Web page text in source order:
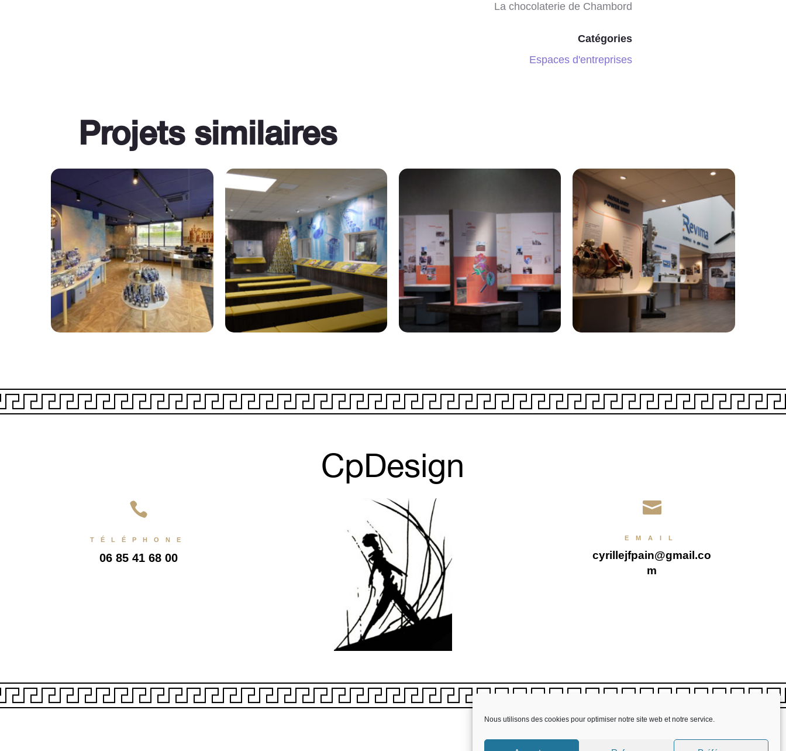
Nous utilisons des cookies pour optimiser notre site web et notre service.
La chocolaterie de Chambord
Catégories
Espaces d'entreprises
Projets similaires

TÉLÉPHONE
06 85 41 68 00
CpDesign

EMAIL
cyrillejfpain@gmail.co
m